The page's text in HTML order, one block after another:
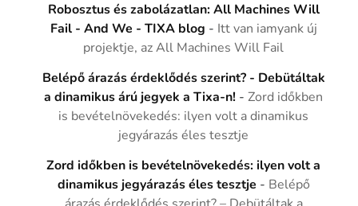
Robosztus és zabolázatlan: All Machines Will
Fail - And We - TIXA blog - Itt van iamyank új
projektje, az All Machines Will Fail
Belépő árazás érdeklődés szerint? - Debütáltak
a dinamikus árú jegyek a Tixa-n! -Zord időkben
is bevételnövekedés: ilyen volt a dinamikus
jegyárazás éles tesztje
Zord időkben is bevételnövekedés: ilyen volt a
dinamikus jegyárazás éles tesztje - Belépő